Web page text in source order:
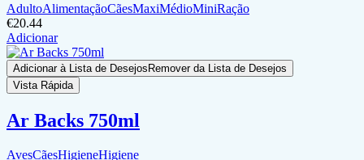
AdultoAlimentaçãoCãesMaxiMédioMiniRação
€20.44
Adicionar
Adicionar à Lista de Desejos Remover da Lista de Desejos
Vista Rápida
Ar Backs 750ml
AvesCãesHigieneHigiene